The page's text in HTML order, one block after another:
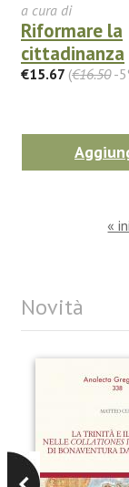
a cura di
Riformare la
cittadinanza
€15.67 (€16.50-
«
Novità